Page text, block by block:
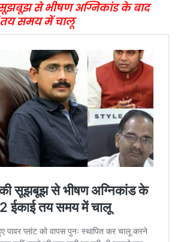
सूझबूझ से भीषण अग्निकांड के बाद
तय समय में चालू